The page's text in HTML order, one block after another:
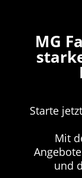
MG
Starte
Mit
und